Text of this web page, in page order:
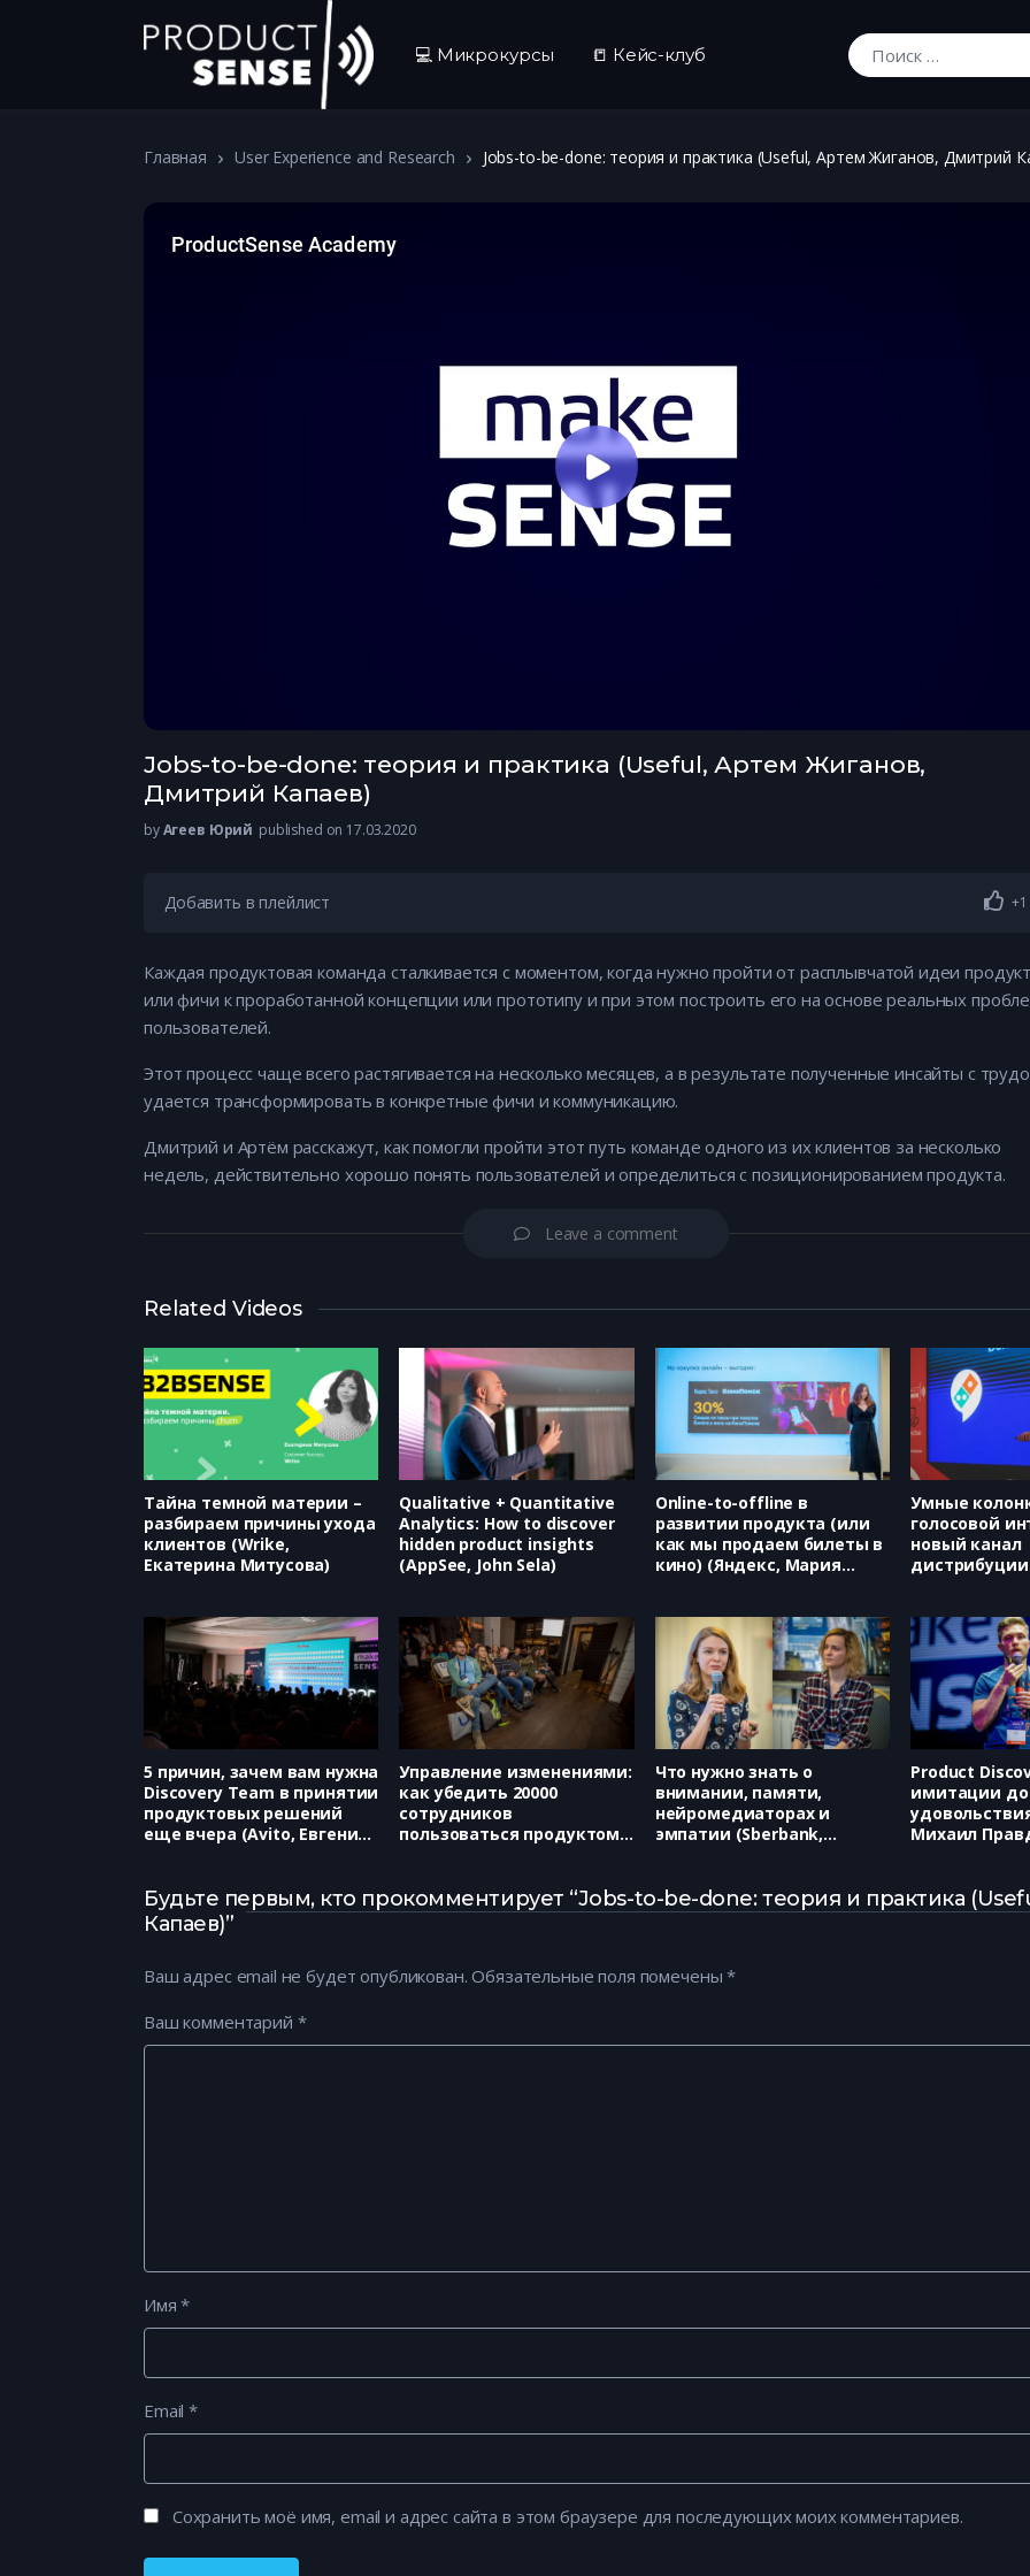
💻 Микрокурсы 📒 Кейс-клуб
Искать:
Главная User Experience and Research Jobs-to-be-done: теория и практика (Useful, Артем Жиганов, Дмитрий
Jobs-to-be-done: теория и практика (Useful, Артем Жиганов,
Дмитрий Капаев)
byАгеев Юрий published on 17.03.2020
Добавить в плейлист +1
Каждая продуктовая команда сталкивается с моментом, когда нужно пройти от расплывчатой идеи
или фичи к проработанной концепции или прототипу и при этом построить его на основе реальных
пользователей.
Этот процесс чаще всего растягивается на несколько месяцев, а в результате полученные инсайты с
удается трансформировать в конкретные фичи и коммуникацию.
Дмитрий и Артём расскажут, как помогли пройти этот путь команде одного из их клиентов за несколько
недель, действительно хорошо понять пользователей и определиться с позиционированием продукта.
Leave a comment
Related Videos
Тайна темной материи –
разбираем причины ухода
клиентов (Wrike,
Екатерина Митусова)
Qualitative + Quantitative
Analytics: How to discover
hidden product insights
(AppSee, John Sela)
Online-to-offline в
развитии продукта (или
как мы продаем билеты в
кино) (Яндекс, Мария
Умные
голосовой
новый канал
Бондаренко)
5 причин, зачем вам нужна
Discovery Team в принятии
продуктовых решений
еще вчера (Avito, Евгений
Управление изменениями:
как убедить 20000
сотрудников
пользоваться продуктом
Что нужно знать о
внимании, памяти,
нейромедиаторах и
эмпатии (Sberbank,
Product
имитации до
Михаил
Будьте первым, кто прокомментирует “Jobs-to-be-done: теория и практика
Капаев)”
Ваш адрес email не будет опубликован. Обязательные поля помечены*
Ваш комментарий *
Имя*
Email*
Сохранить моё имя, email и адрес сайта в этом браузере для последующих моих комментариев.